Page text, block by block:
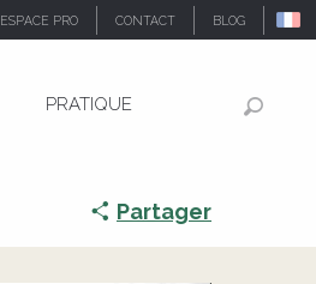
ESPACE PRO CONTACT BLOG
PRATIQUE
Partager